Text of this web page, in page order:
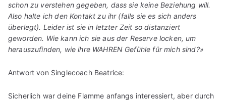
schon zu verstehen gegeben, dass sie keine Beziehung will.
Also halte ich den Kontakt zu ihr (falls sie es sich anders
überlegt). Leider ist sie in letzter Zeit so distanziert
geworden. Wie kann ich sie aus der Reserve locken, um
herauszufinden, wie ihre WAHREN Gefühle für mich sind?»
Antwort von Singlecoach Beatrice:
Sicherlich war deine Flamme anfangs interessiert, aber durch